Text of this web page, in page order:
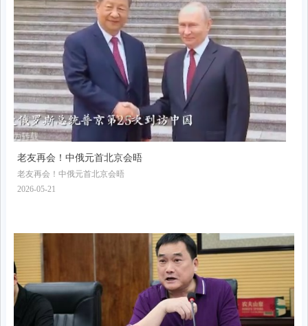
老友再会！中俄元首北京会晤
老友再会！中俄元首北京会晤
2026-05-21